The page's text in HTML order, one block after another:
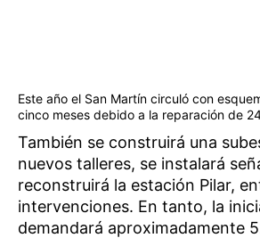
Este año el San Martín circuló con
cinco meses debido a la reparación de
También se construirá una
nuevos talleres, se instalará
reconstruirá la estación Pilar,
intervenciones. En tanto, la
demandará aproximadamente